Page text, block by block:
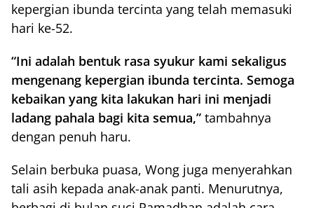
kepergian ibunda tercinta yang telah memasuki
hari ke-52.
“Ini adalah bentuk rasa syukur kami sekaligus
mengenang kepergian ibunda tercinta. Semoga
kebaikan yang kita lakukan hari ini menjadi
ladang pahala bagi kita semua,” tambahnya
dengan penuh haru.
Selain berbuka puasa, Wong juga menyerahkan
tali asih kepada anak-anak panti. Menurutnya,